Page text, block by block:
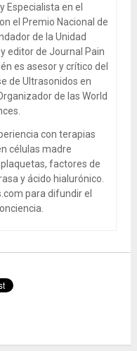
Especialista en el
el Premio Nacional de
de la Unidad
editor de Journal Pain
es asesor y crítico del
de Ultrasonidos en
de las World
con terapias
células madre
factores de
y ácido hialurónico.
para difundir el